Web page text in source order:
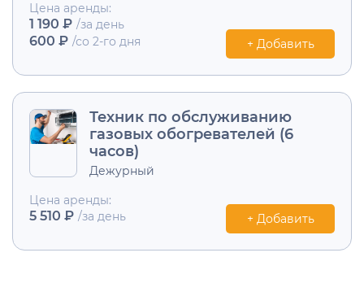
Цена аренды:
1 190 ₽ /за день
600 ₽ /со 2-го дня + Добавить
Техник по обслуживанию
газовых обогревателей (6
часов)
Дежурный
Цена аренды:
5 510 ₽ /за день + Добавить